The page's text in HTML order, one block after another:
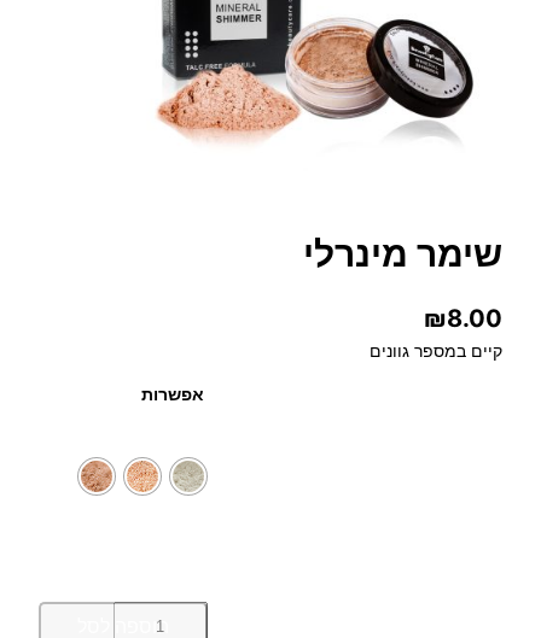
שימר מינרלי
₪8.00
קיים במספר גוונים
אפשרות
כ
הוספה לסל